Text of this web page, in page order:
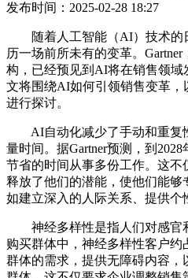
发布时间：2025-02-28 18:27
随着人工智能（AI）技术的
历一场前所未有的变革。
构，已经预见到AI将在销售领
文将围绕AI如何引领销售变革
进行探讨。
AI自动化减少了手动和重复
量时间。据Gartner预测，到
节省的时间从事多份工作。这
释放了他们的潜能，使他们能够
如建立深入的人际关系、提供个
神经多样性是指人们对感官
购买群体中，神经多样性客户约
群体的需求，提供无障碍内容